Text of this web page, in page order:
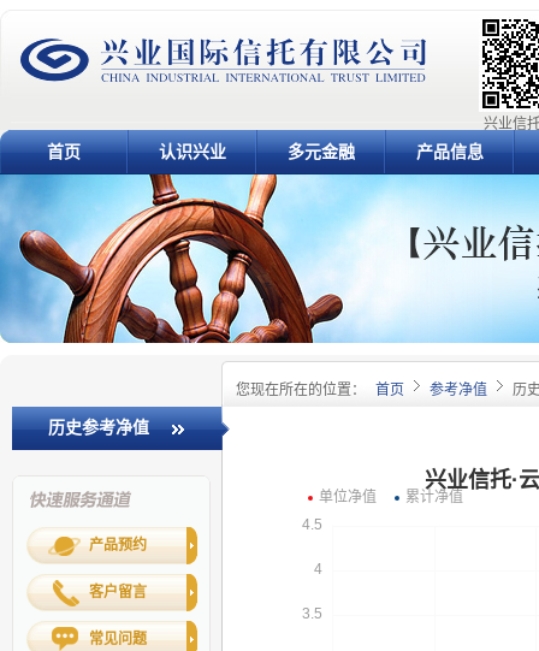
兴业信
首页 认识兴业 多元金融 产品信息
您现在所在的位置： 首页 参考净值 历
历史参考净值
产品预约
客户留言
常见问题